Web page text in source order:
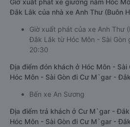
Giờ xuất phát xe giường nằm Hóc
Đắk Lắk của nhà xe Anh Thư (Buôn
Giờ xuất phát của xe Anh Thư
Đắk Lắk từ Hóc Môn - Sài Gòn
20:30
Địa điểm đón khách ở Hóc Môn - Sài
Hóc Môn - Sài Gòn đi Cư M`gar -
Bến xe An Sương
Địa điểm trả khách ở Cư M`gar -
Hóc Môn - Sài Gòn đi Cư M`gar -